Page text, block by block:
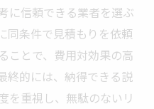
に信頼できる業者を選ぶ
同条件で見積もりを依頼
ことで、費用対効果の高
終的には、納得できる説
を重視し、無駄のないリ